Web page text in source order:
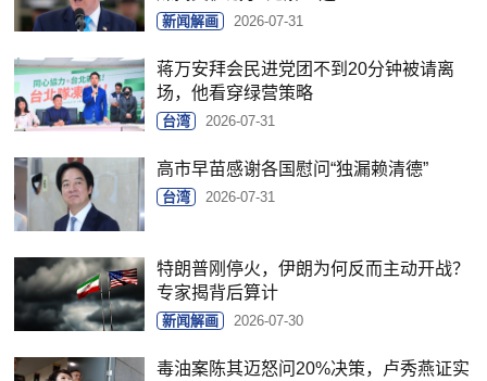
新闻解画 2026-07-31
蒋万安拜会民进党团不到20分钟被请离
场，他看穿绿营策略
台湾 2026-07-31
高市早苗感谢各国慰问“独漏赖清德”
台湾 2026-07-31
特朗普刚停火，伊朗为何反而主动开战？
专家揭背后算计
新闻解画 2026-07-30
毒油案陈其迈怒问20%决策，卢秀燕证实